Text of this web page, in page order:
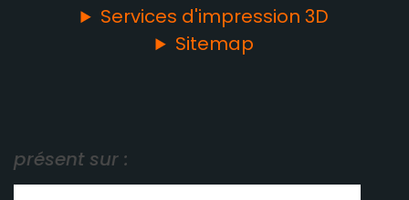
Services d'impression 3D
Sitemap
présent sur :